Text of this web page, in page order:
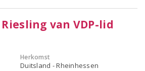
van VDP-lid
Herkomst
Duitsland - Rheinhessen